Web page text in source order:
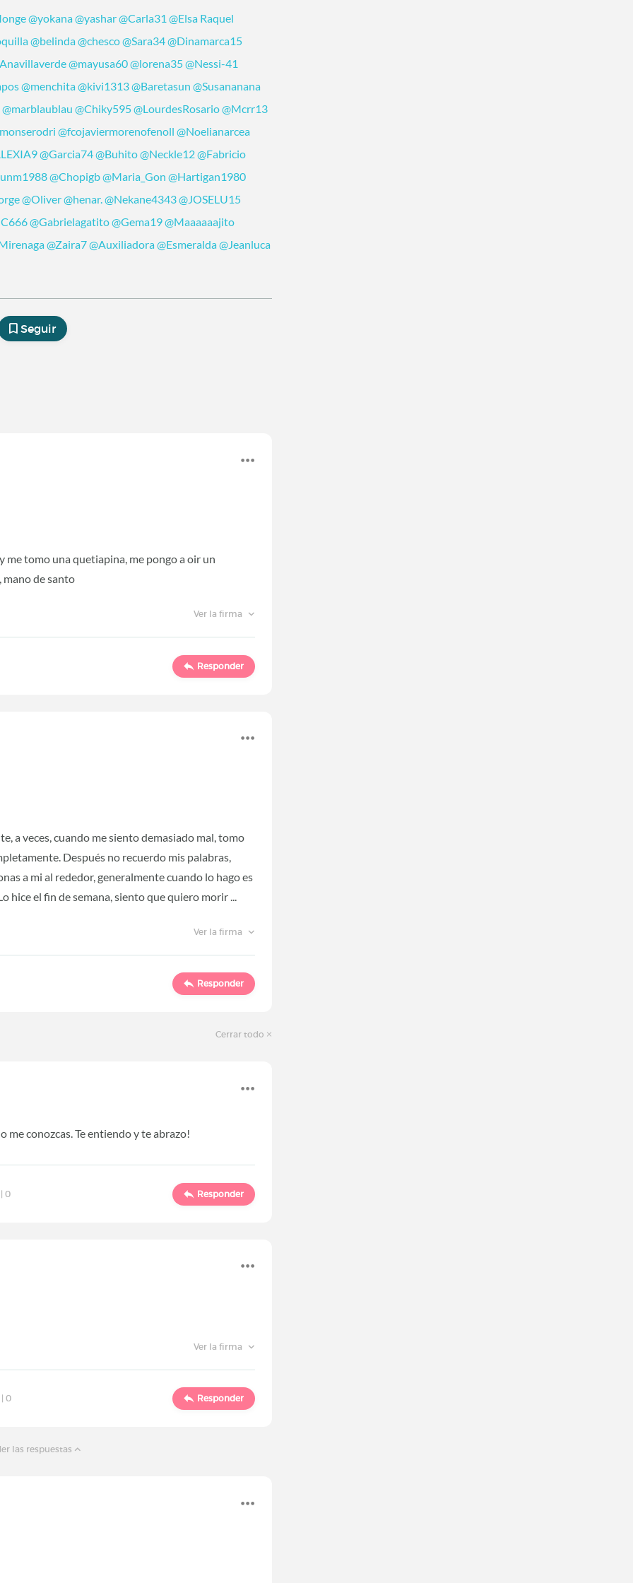
@yokana@yashar@Carla31 @Elsa Raquel
@belinda@chesco@Sara34@Dinamarca15
@mayusa60@lorena35@Nessi-41
@menchita@kivi1313@Baretasun @Susananana
@marblaublau @Chiky595@LourdesRosario@Mcrr13
@fcojaviermorenofenoll @Noelianarcea
@Garcia74@Buhito@Neckle12@Fabricio
@Chopigb@Maria_Gon @Hartigan1980
@Oliver@henar.@Nekane4343@JOSELU15
@Gabrielagatito@Gema19@Maaaaaajito
@Zaira7@Auxiliadora@Esmeralda@Jeanluca
Seguir
me tomo una quetiapina, me pongo a oir un
mano de santo
Ver la firma
Responder
a veces, cuando me siento demasiado mal, tomo
Después no recuerdo mis palabras,
a mi al rededor, generalmente cuando lo hago es
hice el fin de semana, siento que quiero morir ...
Ver la firma
Responder
Cerrar todo
me conozcas. Te entiendo y te abrazo!
|0 Responder
Ver la firma
|0 Responder
las respuestas